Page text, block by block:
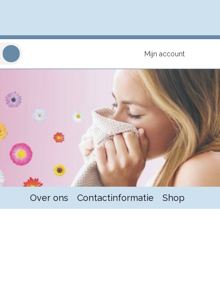
Mijn account
Over ons Contactinformatie Shop